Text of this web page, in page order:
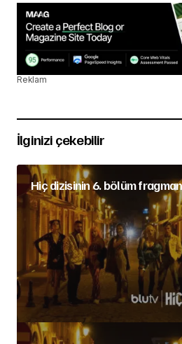
Reklam
İlginizi çekebilir
Hiç dizisinin 6. bölüm